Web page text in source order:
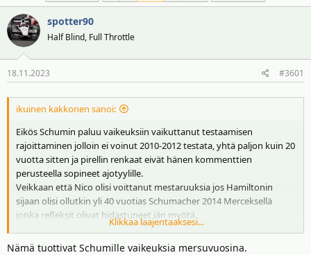
s
t
i
k
e
t
u
a
l
o
i
t
t
a
a
i
u
p
m
ä
ä
r
ä
spotter90
Half Blind, Full Throttle
18.11.2023 #3601
ikuinen kakkonen sanoi:
Eikös Schumin paluu vaikeuksiin vaikuttanut testaamisen
rajoittaminen jolloin ei voinut 2010-2012 testata, yhtä paljon kuin 20
vuotta sitten ja pirellin renkaat eivät hänen kommenttien
perusteella sopineet ajotyylille.
Veikkaan että Nico olisi voittanut mestaruuksia jos Hamiltonin
sijaan olisi ollutkin yli 40 vuotias Schumacher 2014 Merceksellä
jonka refleksit olivat hidastuneet iän myötä.
Olisi mielenkiintoista tietää miten olisi Nico pärjännyt nuorta
Schumacheria vastaan esim 90-luvun lopulla tai 2000-luvun alussa?
Klikkaa laajentaaksesi...
Nämä tuottivat Schumille vaikeuksia mersuvuosina.